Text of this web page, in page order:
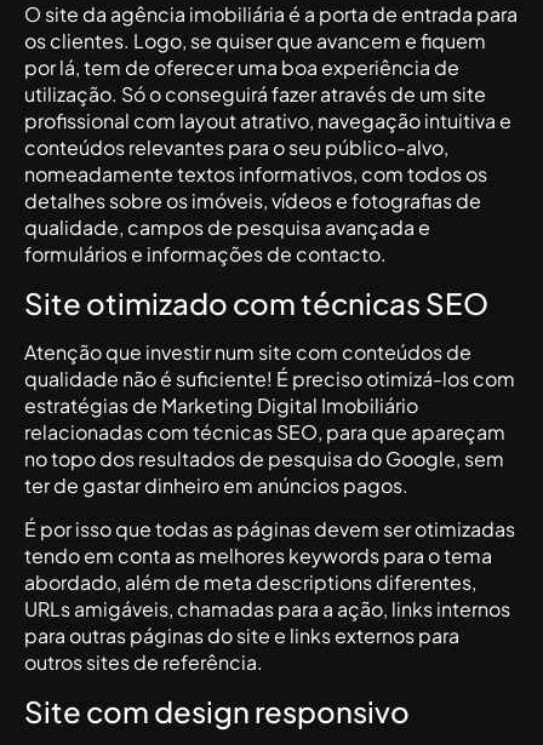
O site da agência imobiliária é a porta de entrada para
os clientes. Logo, se quiser que avancem e fiquem
por lá, tem de oferecer uma boa experiência de
utilização. Só o conseguirá fazer através de um site
profissional com layout atrativo, navegação intuitiva e
conteúdos relevantes para o seu público-alvo,
nomeadamente textos informativos, com todos os
detalhes sobre os imóveis, vídeos e fotografias de
qualidade, campos de pesquisa avançada e
formulários e informações de contacto.
Site otimizado com técnicas SEO
Atenção que investir num site com conteúdos de
qualidade não é suficiente! É preciso otimizá-los com
estratégias de Marketing Digital Imobiliário
relacionadas com técnicas SEO, para que apareçam
no topo dos resultados de pesquisa do Google, sem
ter de gastar dinheiro em anúncios pagos.
É por isso que todas as páginas devem ser otimizadas
tendo em conta as melhores keywords para o tema
abordado, além de meta descriptions diferentes,
URLs amigáveis, chamadas para a ação, links internos
para outras páginas do site e links externos para
outros sites de referência.
Site com design responsivo